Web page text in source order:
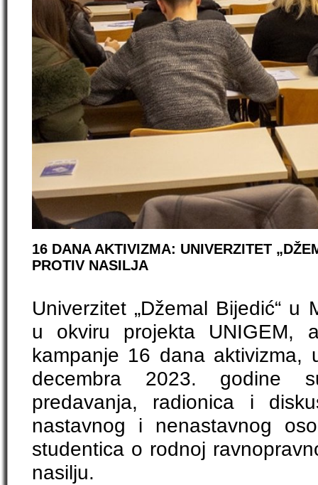
16 DANA AKTIVIZMA: UNIVERZITET
PROTIV NASILJA
Univerzitet „Džemal Bijedić“ u
u okviru projekta UNIGEM,
kampanje 16 dana
decembra 2023. godine
predavanja, radionica i
nastavnog i nenastavnog
studentica o rodnoj
nasilju.